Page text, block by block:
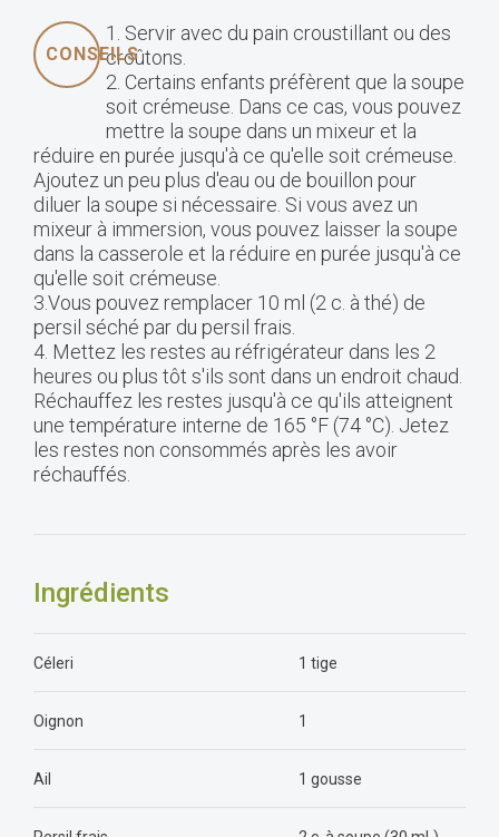
CONSEILS
1. Servir avec du pain croustillant ou des
croûtons.
2. Certains enfants préfèrent que la soupe
soit crémeuse. Dans ce cas, vous pouvez
mettre la soupe dans un mixeur et la
réduire en purée jusqu'à ce qu'elle soit crémeuse.
Ajoutez un peu plus d'eau ou de bouillon pour
diluer la soupe si nécessaire. Si vous avez un
mixeur à immersion, vous pouvez laisser la soupe
dans la casserole et la réduire en purée jusqu'à ce
qu'elle soit crémeuse.
3.Vous pouvez remplacer 10 ml (2 c. à thé) de
persil séché par du persil frais.
4. Mettez les restes au réfrigérateur dans les 2
heures ou plus tôt s'ils sont dans un endroit chaud.
Réchauffez les restes jusqu'à ce qu'ils atteignent
une température interne de 165 °F (74 °C). Jetez
les restes non consommés après les avoir
réchauffés.
Ingrédients
Céleri 1 tige
Oignon 1
Ail 1 gousse